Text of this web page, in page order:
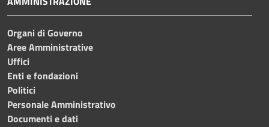
Organi di Governo
Aree Amministrative
Uffici
Enti e fondazioni
Politici
Personale Amministrativo
Documenti e dati